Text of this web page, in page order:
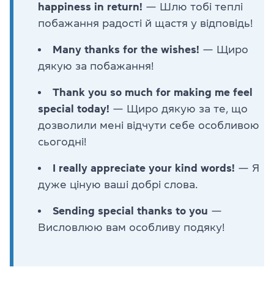
happiness in return! — Шлю тобі теплі
побажання радості й щастя у відповідь!
Many thanks for the wishes! — Щиро
дякую за побажання!
Thank you so much for making me feel
special today! — Щиро дякую за те, що
дозволили мені відчути себе особливою
сьогодні!
I really appreciate your kind words! — Я
дуже ціную ваші добрі слова.
Sending special thanks to you —
Висловлюю вам особливу подяку!